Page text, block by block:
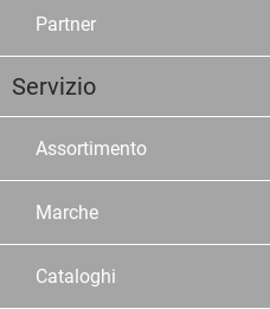
Partner
Servizio
Assortimento
Marche
Cataloghi